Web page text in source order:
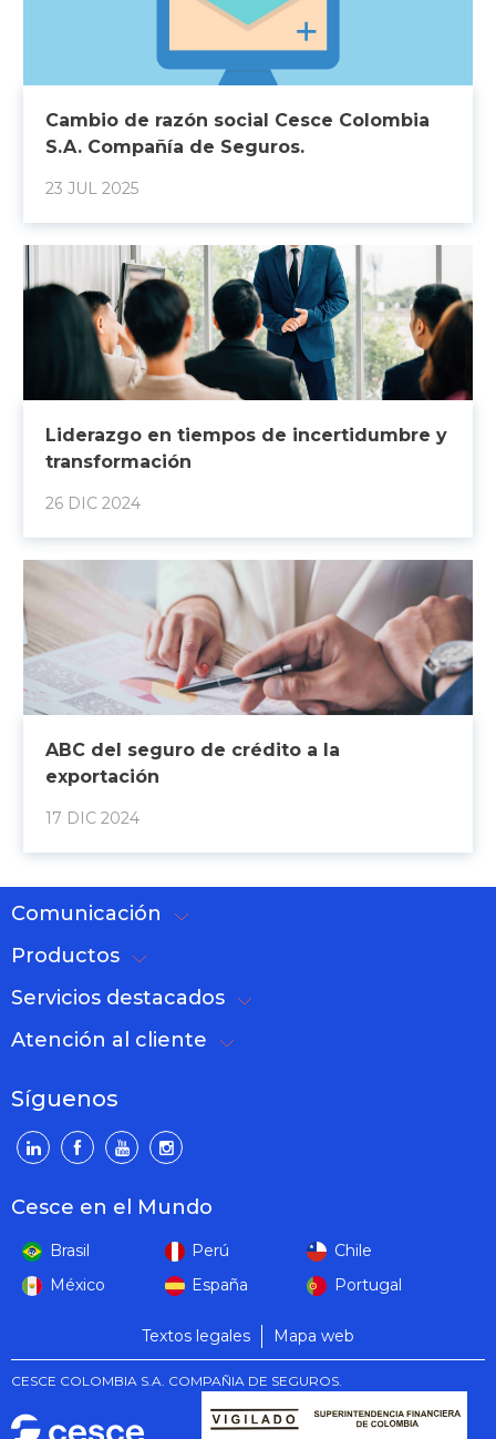
Cambio de razón social Cesce Colombia
S.A. Compañía de Seguros.
23 JUL 2025
Liderazgo en tiempos de incertidumbre y
transformación
26 DIC 2024
ABC del seguro de crédito a la
exportación
17 DIC 2024
Comunicación
Productos
Servicios destacados
Atención al cliente
Síguenos
Cesce en el Mundo
Brasil Perú
Chile
México
España Portugal
Textos legales Mapa web
CESCE COLOMBIA S.A. COMPAÑIA DE SEGUROS.